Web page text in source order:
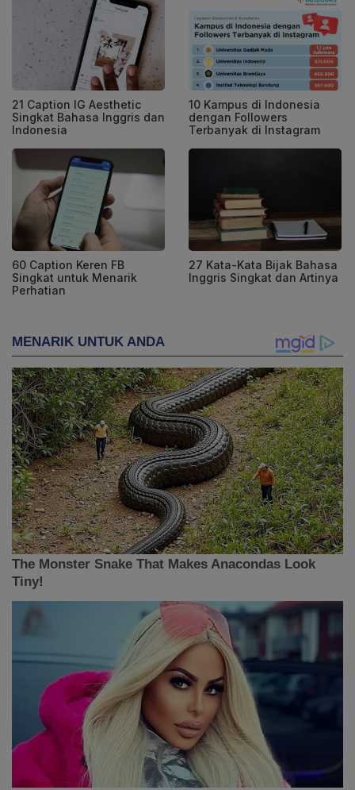
21 Caption IG Aesthetic
Singkat Bahasa Inggris dan
Indonesia
10 Kampus di Indonesia
dengan Followers
Terbanyak di Instagram
60 Caption Keren FB
Singkat untuk Menarik
Perhatian
27 Kata-Kata Bijak Bahasa
Inggris Singkat dan Artinya